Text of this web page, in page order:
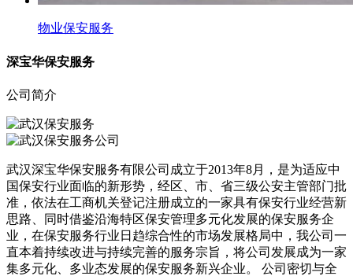
物业保安服务
深宝华保安服务
公司简介
武汉深宝华保安服务有限公司成立于2013年8月，是为适应中
国保安行业面临的新形势，经区、市、省三级公安主管部门批
准，依法在工商机关登记注册成立的一家具有保安行业经营新
思路、同时借鉴沿海特区保安管理多元化发展的保安服务企
业，在保安服务行业日趋综合性的市场发展格局中，我公司一
直本着持续改进与持续完善的服务宗旨，将公司发展成为一家
集多元化、多业态发展的保安服务新兴企业。 公司密切与全